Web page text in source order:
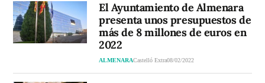
El Ayuntamiento de Almenara
presenta unos presupuestos de
más de 8 millones de euros en
2022
ALMENARACastelló Extra08/02/2022